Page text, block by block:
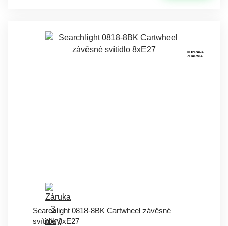
DOPRAVA
ZDARMA
Searchlight 0818-8BK Cartwheel závěsné
svítidlo 8xE27